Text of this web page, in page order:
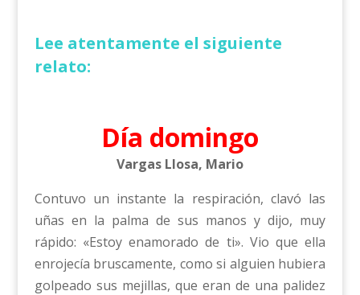
Lee atentamente el siguiente
relato:
Día domingo
Vargas Llosa, Mario
Contuvo un instante la respiración, clavó las
uñas en la palma de sus manos y dijo, muy
rápido: «Estoy enamorado de ti». Vio que ella
enrojecía bruscamente, como si alguien hubiera
golpeado sus mejillas, que eran de una palidez